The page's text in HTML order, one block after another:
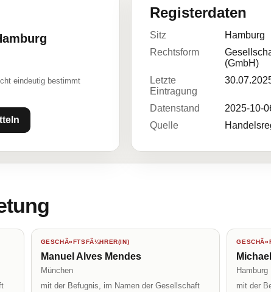
eindeutig bestimmt
Registerdaten
Sitz
Hamburg
Rechtsform
(GmbH)
Letzte
Eintragung
Datenstand
2025-10-
Quelle
GESCHÃ¤FTSFÃ¼HRER(IN)
Manuel Alves Mendes
München
mit der Befugnis, im Namen der Gesellschaft
Hamburg
mit der